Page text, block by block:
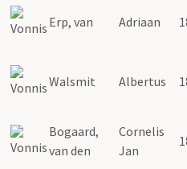
Erp, van Adriaan
Walsmit Albertus
Bogaard,
van den
Cornelis
Jan